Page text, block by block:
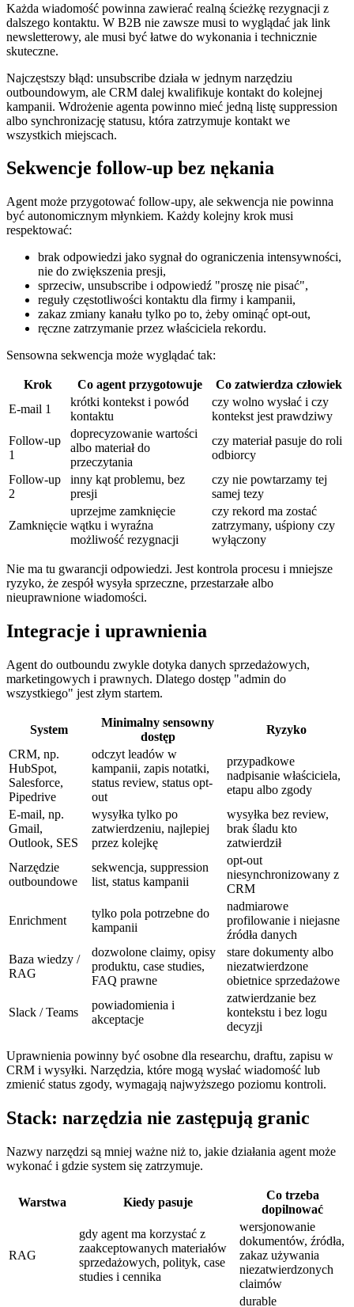
Każda wiadomość powinna zawierać realną ścieżkę rezygnacji z
dalszego kontaktu. W B2B nie zawsze musi to wyglądać jak link
newsletterowy, ale musi być łatwe do wykonania i technicznie
skuteczne.
Najczęstszy błąd: unsubscribe działa w jednym narzędziu
outboundowym, ale CRM dalej kwalifikuje kontakt do kolejnej
kampanii. Wdrożenie agenta powinno mieć jedną listę suppression
albo synchronizację statusu, która zatrzymuje kontakt we
wszystkich miejscach.
Sekwencje follow-up bez nękania
Agent może przygotować follow-upy, ale sekwencja nie powinna
być autonomicznym młynkiem. Każdy kolejny krok musi
respektować:
brak odpowiedzi jako sygnał do ograniczenia intensywności,
nie do zwiększenia presji,
sprzeciw, unsubscribe i odpowiedź "proszę nie pisać",
reguły częstotliwości kontaktu dla firmy i kampanii,
zakaz zmiany kanału tylko po to, żeby ominąć opt-out,
ręczne zatrzymanie przez właściciela rekordu.
Sensowna sekwencja może wyglądać tak:
Krok Co agent przygotowuje
Co zatwierdza człowiek
E-mail 1
krótki kontekst i powód
kontaktu
czy wolno wysłać i czy
kontekst jest prawdziwy
Follow-up
1
doprecyzowanie wartości
albo materiał do
przeczytania
czy materiał pasuje do roli
odbiorcy
Follow-up
2
inny kąt problemu, bez
presji
czy nie powtarzamy tej
samej tezy
Zamknięcie
uprzejme zamknięcie
wątku i wyraźna
możliwość rezygnacji
czy rekord ma zostać
zatrzymany, uśpiony czy
wyłączony
Nie ma tu gwarancji odpowiedzi. Jest kontrola procesu i mniejsze
ryzyko, że zespół wysyła sprzeczne, przestarzałe albo
nieuprawnione wiadomości.
Integracje i uprawnienia
Agent do outboundu zwykle dotyka danych sprzedażowych,
marketingowych i prawnych. Dlatego dostęp "admin do
wszystkiego" jest złym startem.
System
Minimalny sensowny
dostęp
Ryzyko
CRM, np.
HubSpot,
Salesforce,
Pipedrive
odczyt leadów w
kampanii, zapis notatki,
status review, status opt-
out
przypadkowe
nadpisanie właściciela,
etapu albo zgody
E-mail, np.
Gmail,
Outlook, SES
wysyłka tylko po
zatwierdzeniu, najlepiej
przez kolejkę
wysyłka bez review,
brak śladu kto
zatwierdził
Narzędzie
outboundowe
sekwencja, suppression
list, status kampanii
opt-out
niesynchronizowany z
CRM
Enrichment
tylko pola potrzebne do
kampanii
nadmiarowe
profilowanie i niejasne
źródła danych
Baza wiedzy /
RAG
dozwolone claimy, opisy
produktu, case studies,
FAQ prawne
stare dokumenty albo
niezatwierdzone
obietnice sprzedażowe
Slack / Teams
powiadomienia i
akceptacje
zatwierdzanie bez
kontekstu i bez logu
decyzji
Uprawnienia powinny być osobne dla researchu, draftu, zapisu w
CRM i wysyłki. Narzędzia, które mogą wysłać wiadomość lub
zmienić status zgody, wymagają najwyższego poziomu kontroli.
Stack: narzędzia nie zastępują granic
Nazwy narzędzi są mniej ważne niż to, jakie działania agent może
wykonać i gdzie system się zatrzymuje.
Warstwa Kiedy pasuje
Co trzeba
dopilnować
RAG
gdy agent ma korzystać z
zaakceptowanych materiałów
sprzedażowych, polityk, case
studies i cennika
wersjonowanie
dokumentów, źródła,
zakaz używania
niezatwierdzonych
claimów
durable